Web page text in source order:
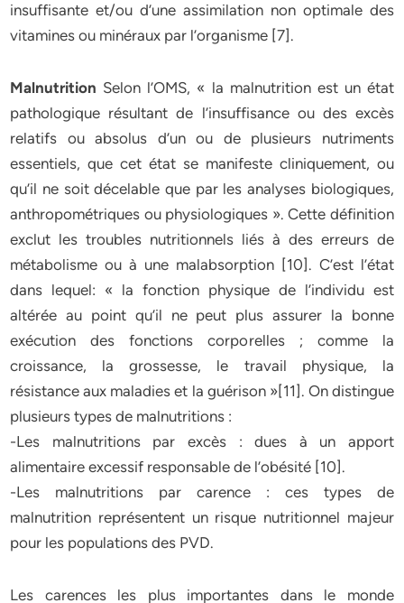
insuffisante et/ou d’une assimilation non optimale des
vitamines ou minéraux par l’organisme [7].
Malnutrition Selon l’OMS, « la malnutrition est un état
pathologique résultant de l’insuffisance ou des excès
relatifs ou absolus d’un ou de plusieurs nutriments
essentiels, que cet état se manifeste cliniquement, ou
qu’il ne soit décelable que par les analyses biologiques,
anthropométriques ou physiologiques ». Cette définition
exclut les troubles nutritionnels liés à des erreurs de
métabolisme ou à une malabsorption [10]. C’est l’état
dans lequel: « la fonction physique de l’individu est
altérée au point qu’il ne peut plus assurer la bonne
exécution des fonctions corporelles ; comme la
croissance, la grossesse, le travail physique, la
résistance aux maladies et la guérison »[11]. On distingue
plusieurs types de malnutritions :
-Les malnutritions par excès : dues à un apport
alimentaire excessif responsable de l’obésité [10].
-Les malnutritions par carence : ces types de
malnutrition représentent un risque nutritionnel majeur
pour les populations des PVD.
Les carences les plus importantes dans le monde